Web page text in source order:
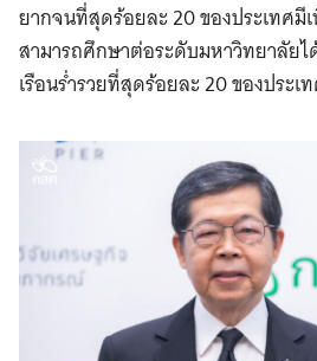
ยากจนที่สุดร้อยละ 20 ของประเทศมี
สามารถศึกษาต่อระดับมหาวิทยาลัยไ
เรือนร่ำรวยที่สุดร้อยละ 20 ของประเ